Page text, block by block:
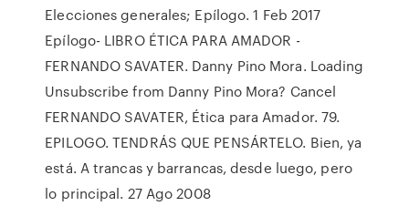
Elecciones generales; Epílogo. 1 Feb 2017
Epílogo- LIBRO ÉTICA PARA AMADOR -
FERNANDO SAVATER. Danny Pino Mora. Loading
Unsubscribe from Danny Pino Mora? Cancel
FERNANDO SAVATER, Ética para Amador. 79.
EPILOGO. TENDRÁS QUE PENSÁRTELO. Bien, ya
está. A trancas y barrancas, desde luego, pero
lo principal. 27 Ago 2008